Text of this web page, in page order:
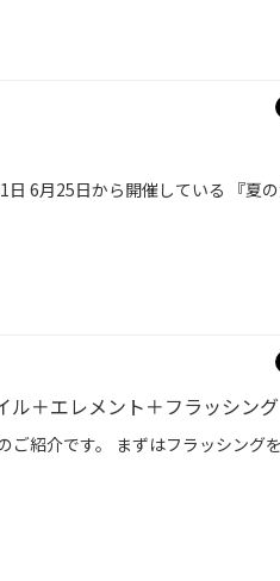
＋エレメント＋フラッシング